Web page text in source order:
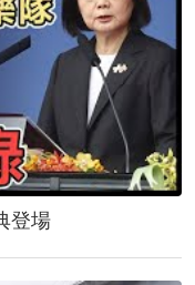
登場